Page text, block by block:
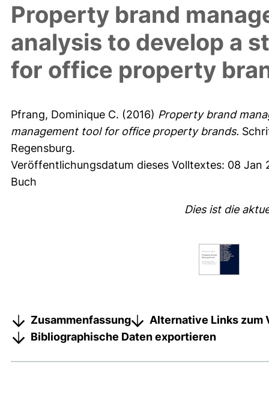
Property brand
analysis to develop a
for office property
Pfrang, Dominique C. (2016) Property brand
management tool for office property brands.
Regensburg.
Veröffentlichungsdatum dieses Volltextes: 08 Jan
Buch
Dies ist die
Zusammenfassung
Alternative Links zum
Bibliographische Daten exportieren